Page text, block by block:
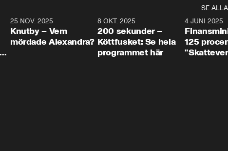
SE ALLA
31:05
25 NOV. 2025
Knutby – Vem
mördade Alexandra?
4:29
8 OKT. 2025
200 sekunder –
Köttfusket: Se hela
programmet här
4 JUNI 2025
125